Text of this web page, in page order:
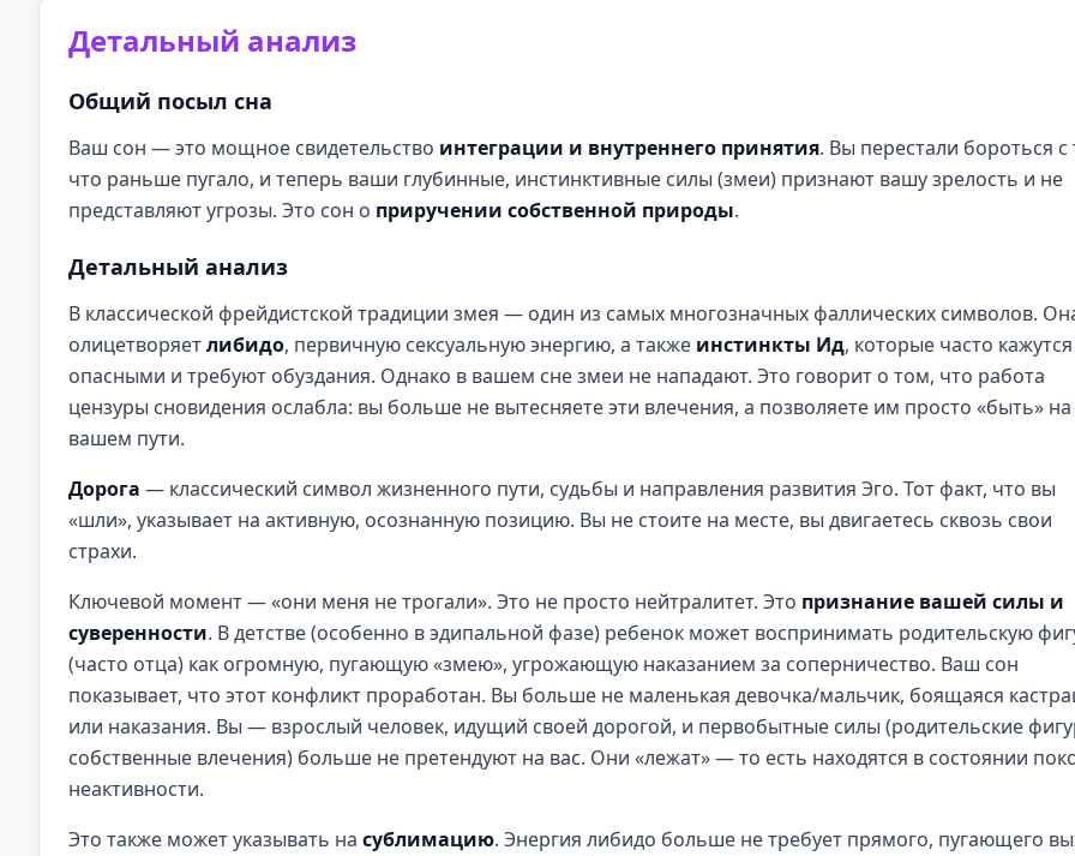
Детальный анализ
Общий посыл сна
Ваш сон — это мощное свидетельство интеграции и внутреннего принятия. Вы перестали бороться с
что раньше пугало, и теперь ваши глубинные, инстинктивные силы (змеи) признают вашу зрелость и не
представляют угрозы. Это сон о приручении собственной природы.
Детальный анализ
В классической фрейдистской традиции змея — один из самых многозначных фаллических символов.
олицетворяетлибидо, первичную сексуальную энергию, а также инстинкты Ид, которые часто кажутся
опасными и требуют обуздания. Однако в вашем сне змеи не нападают. Это говорит о том, что работа
цензуры сновидения ослабла: вы больше не вытесняете эти влечения, а позволяете им просто «быть» на
вашем пути.
Дорога — классический символ жизненного пути, судьбы и направления развития Эго. Тот факт, что вы
«шли», указывает на активную, осознанную позицию. Вы не стоите на месте, вы двигаетесь сквозь свои
страхи.
Ключевой момент — «они меня не трогали». Это не просто нейтралитет. Это признание вашей силы и
суверенности. В детстве (особенно в эдипальной фазе) ребенок может воспринимать родительскую
(часто отца) как огромную, пугающую «змею», угрожающую наказанием за соперничество. Ваш сон
показывает, что этот конфликт проработан. Вы больше не маленькая девочка/мальчик, боящаяся
или наказания. Вы — взрослый человек, идущий своей дорогой, и первобытные силы (родительские
собственные влечения) больше не претендуют на вас. Они «лежат» — то есть находятся в состоянии
неактивности.
Это также может указывать на сублимацию. Энергия либидо больше не требует прямого, пугающего